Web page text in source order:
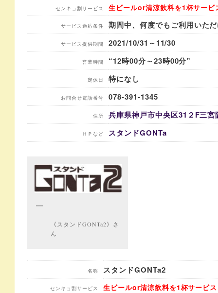
センキョ割サービス 生ビールor清涼飲料を1杯サービ
サービス適応条件 期間中、何度でもご利用いた
サービス提供期間 2021/10/31～11/30
営業時間 “12時00分～23時00分”
定休日 特になし
お問合せ電話番号 078-391-1345
住所 兵庫県神戸市中央区31２F三
ＨＰなど スタンドGONTa
《スタンドGONTa2》さ
ん
名称 スタンドGONTa2
センキョ割サービス 生ビールor清涼飲料を1杯サービス